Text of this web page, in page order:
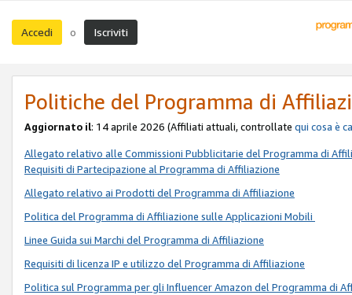
Accedi o Iscriviti
Politiche del Programma di
Aggiornato il: 14 aprile 2026 (Affiliati attuali, controllate qui cosa è
Allegato relativo alle Commissioni Pubblicitarie del Programma di
Requisiti di Partecipazione al Programma di Affiliazione
Allegato relativo ai Prodotti del Programma di Affiliazione
Politica del Programma di Affiliazione sulle Applicazioni Mobili
Linee Guida sui Marchi del Programma di Affiliazione
Requisiti di licenza IP e utilizzo del Programma di Affiliazione
Politica sul Programma per gli Influencer Amazon del Programma di